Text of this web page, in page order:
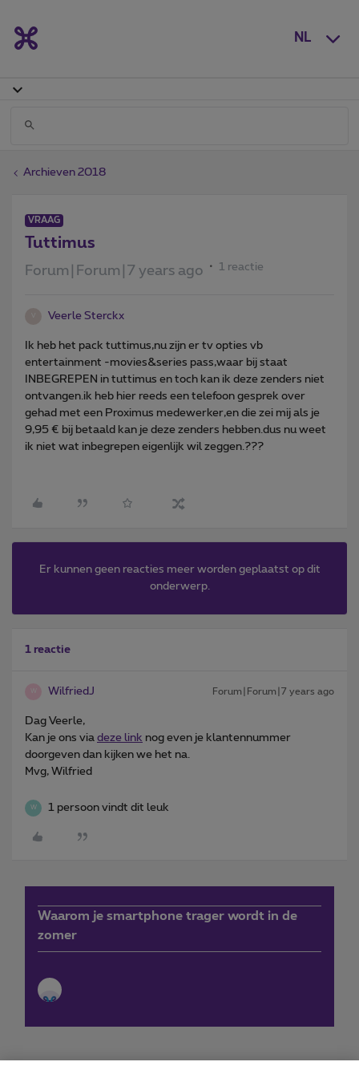
NL
Archieven 2018
VRAAG
Tuttimus
Forum|Forum|7 years ago 1 reactie
Veerle Sterckx
Ik heb het pack tuttimus,nu zijn er tv opties vb
entertainment -movies&series pass,waar bij staat
INBEGREPEN in tuttimus en toch kan ik deze zenders niet
ontvangen.ik heb hier reeds een telefoon gesprek over
gehad met een Proximus medewerker,en die zei mij als je
9,95 € bij betaald kan je deze zenders hebben.dus nu weet
ik niet wat inbegrepen eigenlijk wil zeggen.???
Er kunnen geen reacties meer worden geplaatst op dit
onderwerp.
1 reactie
WilfriedJ Forum|Forum|7 years ago
Dag Veerle,
Kan je ons via deze link nog even je klantennummer
doorgeven dan kijken we het na.
Mvg, Wilfried
W 1 persoon vindt dit leuk
Waarom je smartphone trager wordt in de
zomer